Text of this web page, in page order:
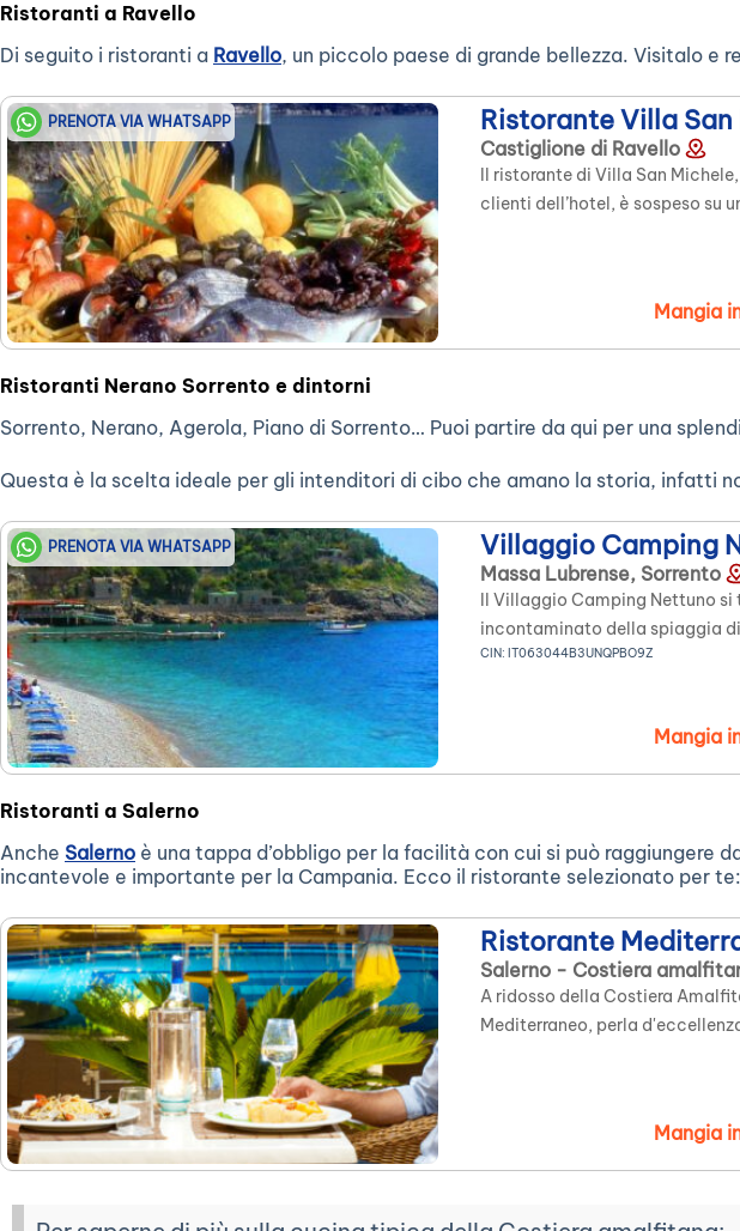
Ristoranti a Ravello
Di seguito i ristoranti a Ravello, un piccolo paese di grande bellezza. Visitalo e
Mangia
PRENOTA VIA WHATSAPP Ristorante Villa
Castiglione di Ravello
Il ristorante di Villa San
clienti dell’hotel, è sospeso su
Ristoranti Nerano Sorrento e dintorni
Sorrento, Nerano, Agerola, Piano di Sorrento… Puoi partire da qui per una
Questa è la scelta ideale per gli intenditori di cibo che amano la storia, infatti
Mangia
PRENOTA VIA WHATSAPP Villaggio Camping
Massa Lubrense, Sorrento
Il Villaggio Camping Nettuno
incontaminato della spiaggia
CIN: IT063044B3UNQPBO9Z
Ristoranti a Salerno
Anche Salerno è una tappa d’obbligo per la facilità con cui si può raggiungere
incantevole e importante per la Campania. Ecco il ristorante selezionato per te:
Mangia
Ristorante
Salerno - Costiera
A ridosso della Costiera
Mediterraneo, perla